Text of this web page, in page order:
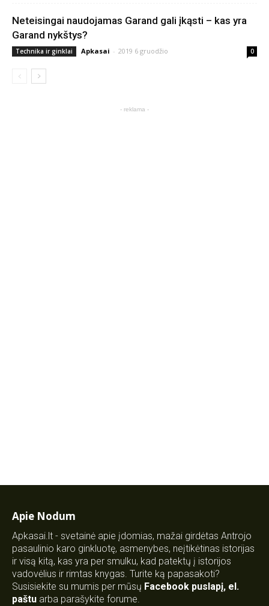
Neteisingai naudojamas Garand gali įkąsti – kas yra
Garand nykštys?
Technika ir ginklai Apkasai - 2019 6 gruodžio 0
- reklama -
Apie Nodum
Apkasai.lt - svetainė apie įdomias, mažai girdėtas Antrojo
pasaulinio karo ginkluotę, asmenybes, neįtikėtinas istorijas
ir visą kitą, kas yra per smulku, kad patektų į istorijos
vadovėlius ir rimtas knygas. Turite ką papasakoti?
Susisiekite su mumis per mūsų Facebook puslapį, el.
paštu arba parašykite forume.